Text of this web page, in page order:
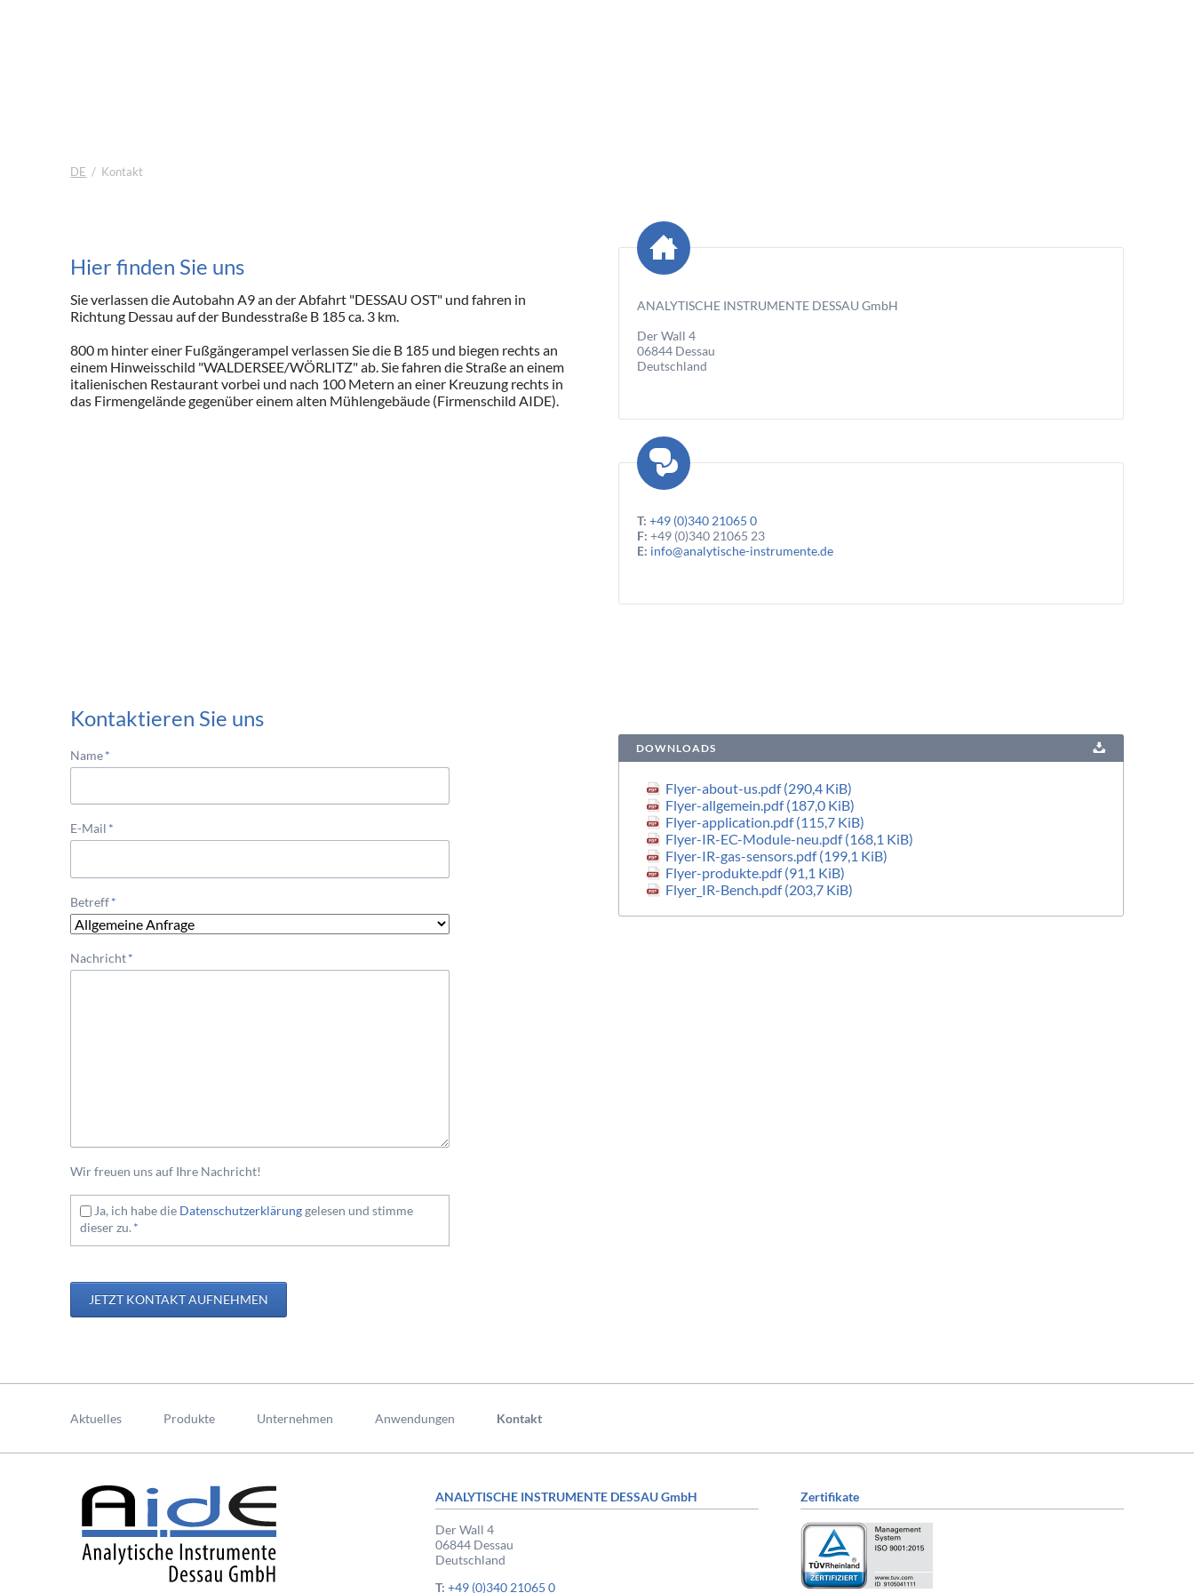
DE Kontakt
Hier finden Sie uns
Sie verlassen die Autobahn A9 an der Abfahrt "DESSAU OST" und fahren in
Richtung Dessau auf der Bundesstraße B 185 ca. 3 km.
800 m hinter einer Fußgängerampel verlassen Sie die B 185 und biegen rechts an
einem Hinweisschild "WALDERSEE/WÖRLITZ" ab. Sie fahren die Straße an einem
italienischen Restaurant vorbei und nach 100 Metern an einer Kreuzung rechts in
das Firmengelände gegenüber einem alten Mühlengebäude (Firmenschild AIDE).
ANALYTISCHE INSTRUMENTE DESSAU GmbH
Der Wall 4
06844 Dessau
Deutschland
T: +49 (0)340 21065 0
F: +49 (0)340 21065 23
E: info@analytische-instrumente.de
Kontaktieren Sie uns
Pflichtfeld
Name*
Pflichtfeld
E-Mail *
Pflichtfeld
Betreff*
Pflichtfeld
Nachricht*
Wir freuen uns auf Ihre Nachricht!
Pflichtfeld
Ja, ich habe die Datenschutzerklärunggelesen und stimme
dieser zu. *
JETZT KONTAKT AUFNEHMEN
DOWNLOADS
Flyer-about-us.pdf(290,4 KiB)
Flyer-allgemein.pdf(187,0 KiB)
Flyer-application.pdf(115,7 KiB)
Flyer-IR-EC-Module-neu.pdf(168,1 KiB)
Flyer-IR-gas-sensors.pdf(199,1 KiB)
Flyer-produkte.pdf(91,1 KiB)
Flyer_IR-Bench.pdf(203,7 KiB)
Aktuelles
Produkte Unternehmen Anwendungen Kontakt
ANALYTISCHE INSTRUMENTE DESSAU GmbH
Der Wall 4
06844 Dessau
Deutschland
T: +49 (0)340 21065 0
Zertifikate